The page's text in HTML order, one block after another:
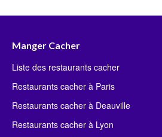
Manger Cacher
Liste des restaurants cacher
Restaurants cacher à Paris
Restaurants cacher à Deauville
Restaurants cacher à Lyon